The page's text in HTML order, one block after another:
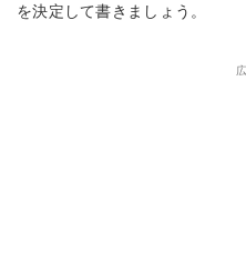
を決定して書きましょう。